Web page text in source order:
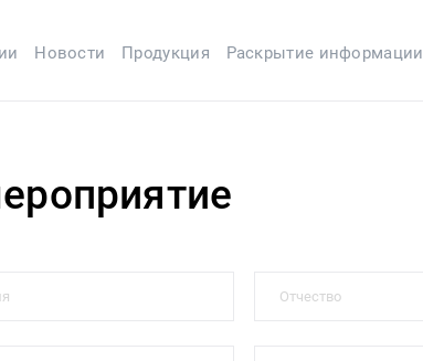
Новости Продукция Раскрытие информации